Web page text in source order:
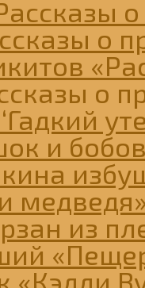
о
о
и
из
«Кэдди